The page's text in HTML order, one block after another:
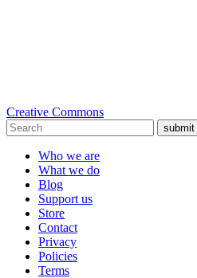
Creative Commons
submit
Who we are
What we do
Blog
Support us
Store
Contact
Privacy
Policies
Terms